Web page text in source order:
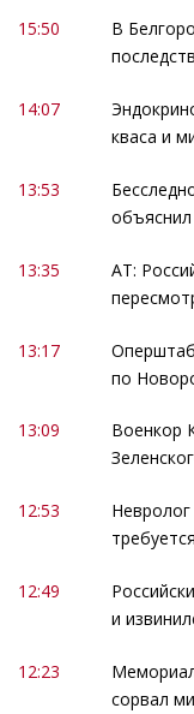
15:50
В
14:07
кваса и
13:53
13:35
АТ:
13:17
по
13:09
Военкор
12:53
12:49
и
12:23
сорвал